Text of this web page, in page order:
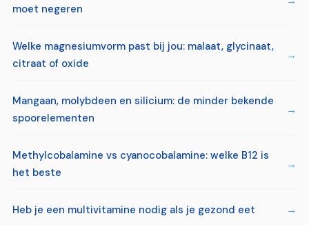
moet negeren
Welke magnesiumvorm past bij jou: malaat, glycinaat,
citraat of oxide
Mangaan, molybdeen en silicium: de minder bekende
spoorelementen
Methylcobalamine vs cyanocobalamine: welke B12 is
het beste
Heb je een multivitamine nodig als je gezond eet